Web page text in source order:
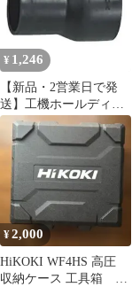
¥ 1,246
【新品・2営業日で発
送】工機ホールディン
グス HiKOKI アダプタ
(320994 6444)
¥2,000
HiKOKI WF4HS 高圧
収納ケース 工具箱 メ